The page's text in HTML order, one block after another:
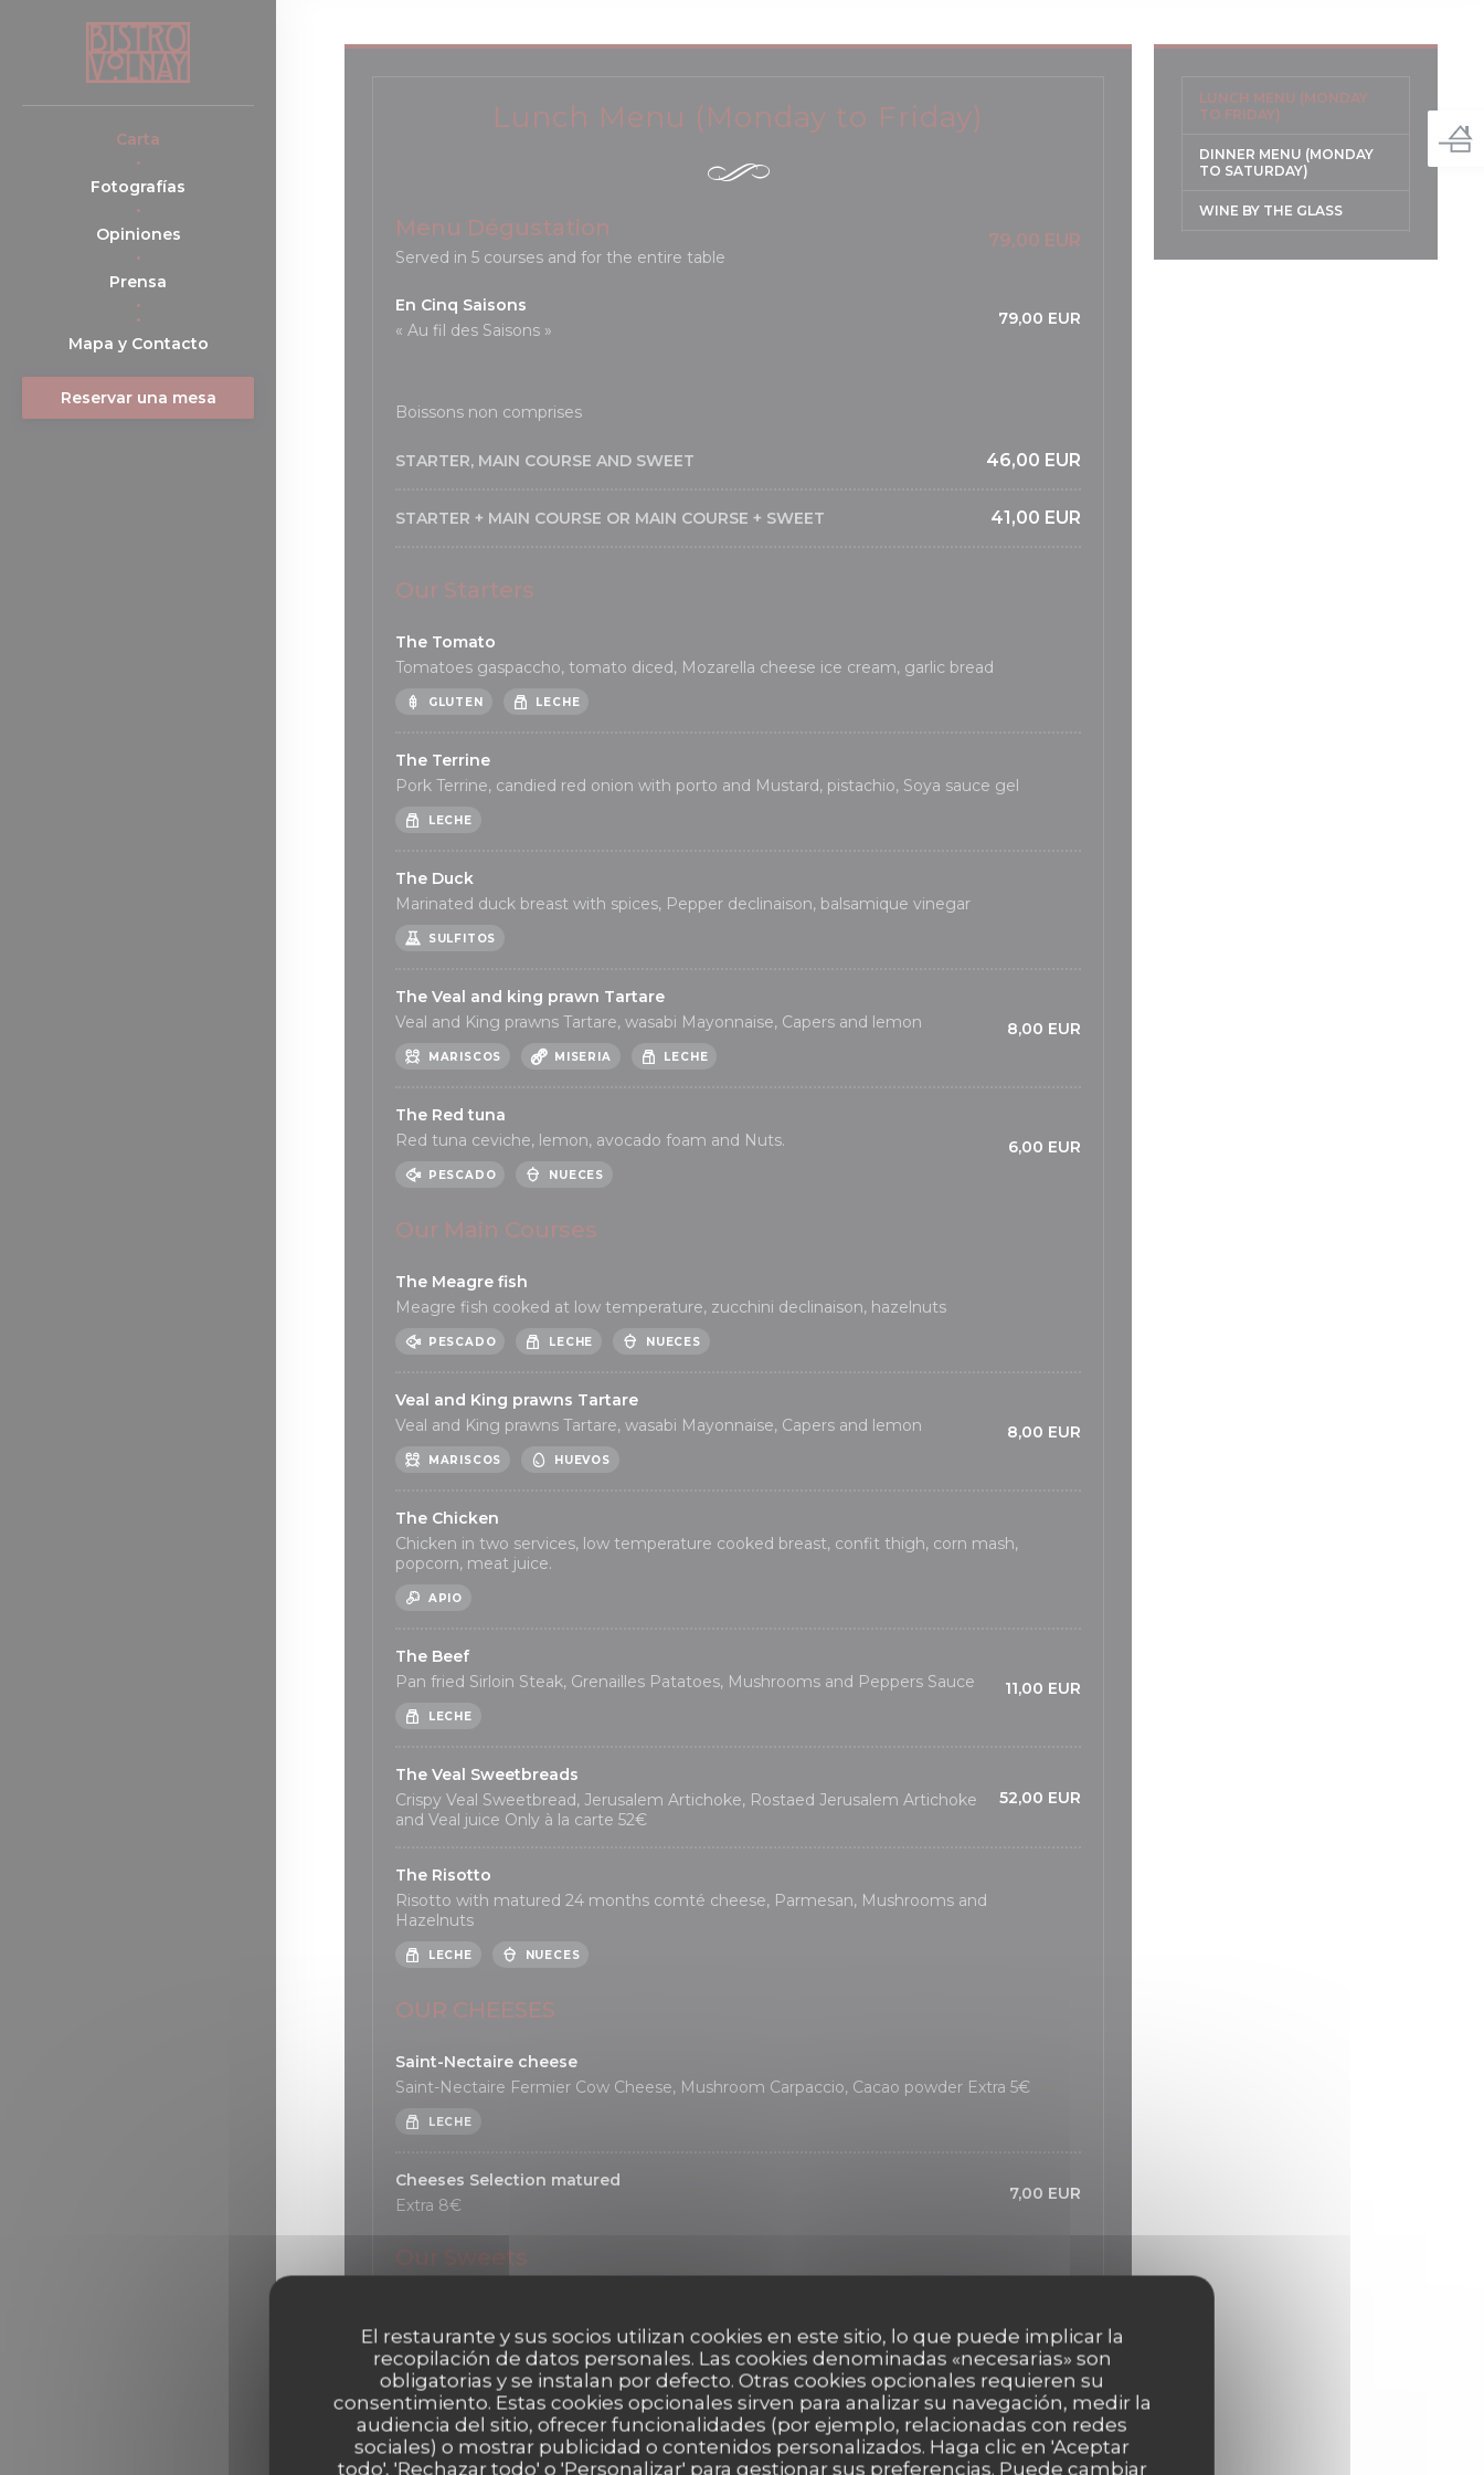
El restaurante y sus socios utilizan cookies en este sitio, lo que puede implicar la
recopilación de datos personales. Las cookies denominadas «necesarias» son
obligatorias y se instalan por defecto. Otras cookies opcionales requieren su
consentimiento. Estas cookies opcionales sirven para analizar su navegación, medir la
audiencia del sitio, ofrecer funcionalidades (por ejemplo, relacionadas con redes
sociales) o mostrar publicidad o contenidos personalizados. Haga clic en 'Aceptar
todo', 'Rechazar todo' o 'Personalizar' para gestionar sus preferencias. Puede cambiar
Carta
Fotografías
Opiniones
Prensa
((abre en una nueva ventana))
Mapa y Contacto
Reservar una mesa
Lunch Menu (Monday to Friday)
Menu Dégustation
Served in 5 courses and for the entire table
79,00 EUR
En Cinq Saisons
« Au fil des Saisons »
79,00 EUR
Boissons non comprises
STARTER, MAIN COURSE AND SWEET 46,00 EUR
STARTER + MAIN COURSE OR MAIN COURSE + SWEET 41,00 EUR
Our Starters
The Tomato
Tomatoes gaspaccho, tomato diced, Mozarella cheese ice cream, garlic bread
GLUTEN LECHE
The Terrine
Pork Terrine, candied red onion with porto and Mustard, pistachio, Soya sauce gel
LECHE
The Duck
Marinated duck breast with spices, Pepper declinaison, balsamique vinegar
SULFITOS
The Veal and king prawn Tartare
Veal and King prawns Tartare, wasabi Mayonnaise, Capers and lemon
MARISCOS MISERIA LECHE
8,00 EUR
The Red tuna
Red tuna ceviche, lemon, avocado foam and Nuts.
PESCADO NUECES
6,00 EUR
Our Main Courses
The Meagre fish
Meagre fish cooked at low temperature, zucchini declinaison, hazelnuts
PESCADO LECHE NUECES
Veal and King prawns Tartare
Veal and King prawns Tartare, wasabi Mayonnaise, Capers and lemon
MARISCOS HUEVOS
8,00 EUR
The Chicken
Chicken in two services, low temperature cooked breast, confit thigh, corn mash,
popcorn, meat juice.
APIO
The Beef
Pan fried Sirloin Steak, Grenailles Patatoes, Mushrooms and Peppers Sauce
LECHE
11,00 EUR
The Veal Sweetbreads
Crispy Veal Sweetbread, Jerusalem Artichoke, Rostaed Jerusalem Artichoke
and Veal juice Only à la carte 52€
52,00 EUR
The Risotto
Risotto with matured 24 months comté cheese, Parmesan, Mushrooms and
Hazelnuts
LECHE NUECES
OUR CHEESES
Saint-Nectaire cheese
Saint-Nectaire Fermier Cow Cheese, Mushroom Carpaccio, Cacao powder Extra 5€
LECHE
Cheeses Selection matured
Extra 8€
7,00 EUR
Our Sweets
Melting Samana Chocolate, Red Pepper Ice Cream, Caramelized Pecan Nuts Extra 3€
LECHE NUECES
The Apricot
Apricot et Sauge compote, Biscuit, Apricot sherbet
LUNCH MENU (MONDAY
TO FRIDAY)
DINNER MENU (MONDAY
TO SATURDAY)
WINE BY THE GLASS